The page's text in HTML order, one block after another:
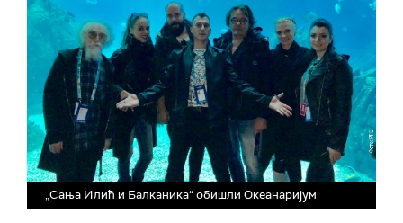
„Сања Илић и Балканика“ обишли Океанаријум